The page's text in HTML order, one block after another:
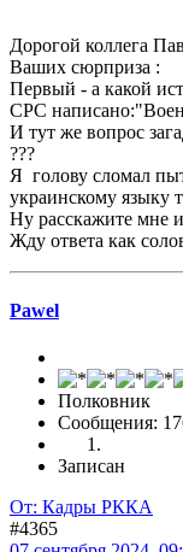
Дорогой коллега
Ваших сюрприза :
Первый - а какой
СРС
И тут же вопрос
???
Я голову сломал
украинскому языку
Ну расскажите мне
Жду ответа как
Pawel
Полковник
Сообщения:
Записан
От: Кадры РККА
#4365